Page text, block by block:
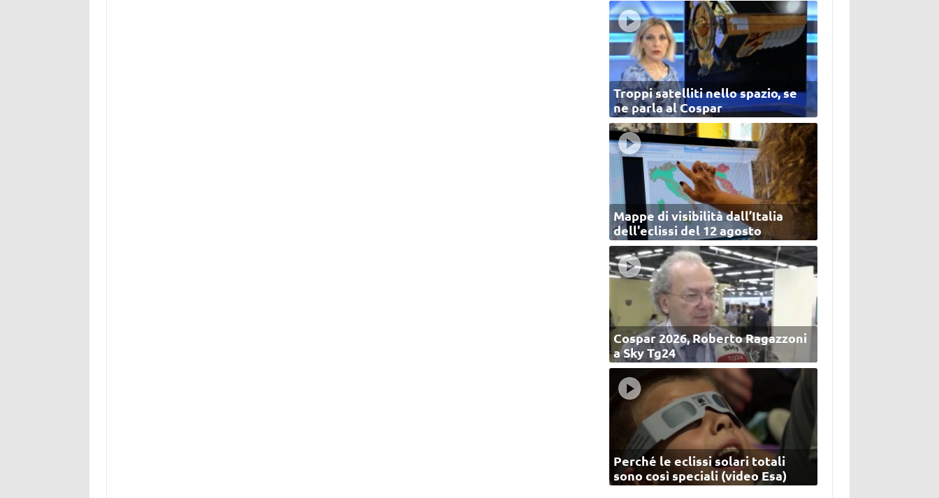
Troppi satelliti nello spazio, se
ne parla al Cospar
Mappe di visibilità dall’Italia
dell'eclissi del 12 agosto
Cospar 2026, Roberto Ragazzoni
a Sky Tg24
Perché le eclissi solari totali
sono così speciali (video Esa)